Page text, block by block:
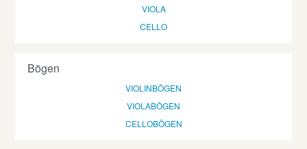
VIOLA
CELLO
Bögen
VIOLINBÖGEN
VIOLABÖGEN
CELLOBÖGEN